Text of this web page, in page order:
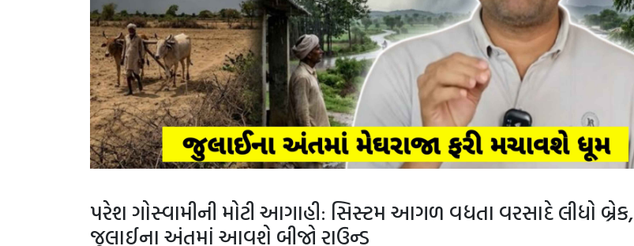
પરેશ ગોસ્વામીની મોટી આગાહી: સિસ્ટમ આગળ વધતા વરસાદે લીધો બ્રેક,
જુલાઈના અંતમાં આવશે બીજો રાઉન્ડ